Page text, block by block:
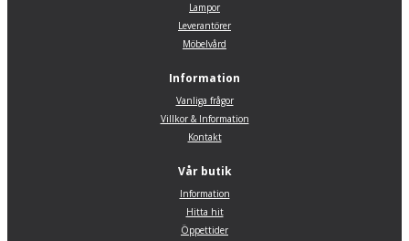
Lampor
Leverantörer
Möbelvård
Information
Vanliga frågor
Villkor & Information
Kontakt
Vår butik
Information
Hitta hit
Öppettider